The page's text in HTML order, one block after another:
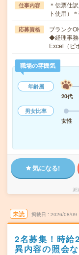
仕事内容
＊伝票仕
ト使用）
応募資格
ブランク
◆経理事務
Excel（ピ
職場の雰囲気
年齢層
20代
男女比率
女性
気になる!
派
未読 掲載日 2026/08/09
2名募集！時給
異内容の照会